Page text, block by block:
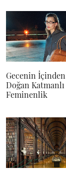
Gecenin İçinden
Doğan Katmanlı
Feminenlik